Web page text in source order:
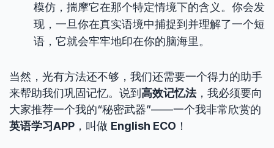
模仿，揣摩它在那个特定情境下的含义。你会发
现，一旦你在真实语境中捕捉到并理解了一个短
语，它就会牢牢地印在你的脑海里。
当然，光有方法还不够，我们还需要一个得力的助手
来帮助我们巩固记忆。说到 高效记忆法，我必须要向
大家推荐一个我的“秘密武器”——一个我非常欣赏的
英语学习APP ，叫做 English ECO ！